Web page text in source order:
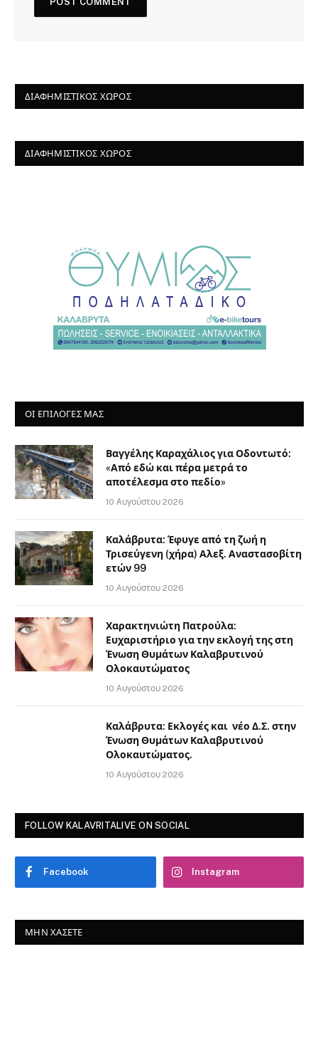
ΔΙΑΦΗΜΙΣΤΙΚΌΣ ΧΏΡΟΣ
ΔΙΑΦΗΜΙΣΤΙΚΌΣ ΧΏΡΟΣ
ΟΙ ΕΠΙΛΟΓΈΣ ΜΑΣ
Βαγγέλης Καραχάλιος για Οδοντωτό:
«Από εδώ και πέρα μετρά το
αποτέλεσμα στο πεδίο»
10 Αυγούστου 2026
Καλάβρυτα: Έφυγε από τη ζωή η
Τρισεύγενη (χήρα) Αλεξ. Αναστασοβίτη
ετών 99
10 Αυγούστου 2026
Χαρακτηνιώτη Πατρούλα:
Ευχαριστήριο για την εκλογή της στη
Ένωση Θυμάτων Καλαβρυτινού
Ολοκαυτώματος
10 Αυγούστου 2026
Καλάβρυτα: Εκλογές και νέο Δ.Σ. στην
Ένωση Θυμάτων Καλαβρυτινού
Ολοκαυτώματος.
10 Αυγούστου 2026
FOLLOW KALAVRITALIVE ON SOCIAL
Facebook Instagram
ΜΗΝ ΧΆΣΕΤΕ